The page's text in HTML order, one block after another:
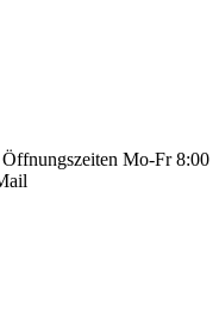
Öffnungszeiten Mo-Fr 8:00